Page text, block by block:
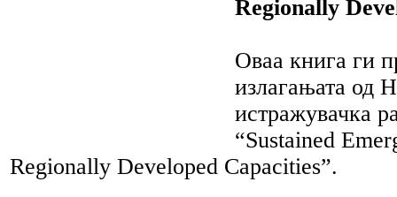
Regionally
Оваа книга ги
излагањата од
истражувачка
“Sustained
Regionally Developed Capacities”.